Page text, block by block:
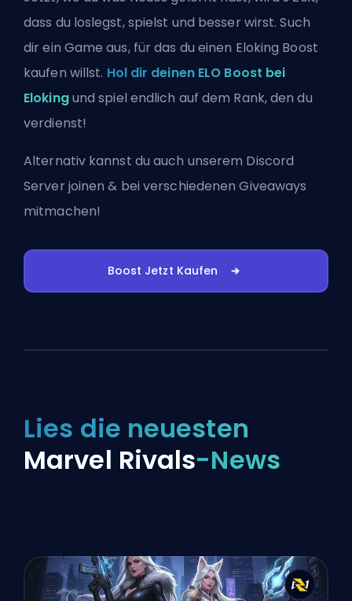
dass du loslegst, spielst und besser wirst. Such
dir ein Game aus, für das du einen Eloking Boost
kaufen willst. Hol dir deinen ELO Boost bei
Elokingund spiel endlich auf dem Rank, den du
verdienst!
Alternativ kannst du auch unserem Discord
Server joinen & bei verschiedenen Giveaways
mitmachen!
Boost Jetzt Kaufen
Lies die neuesten
Marvel Rivals-News